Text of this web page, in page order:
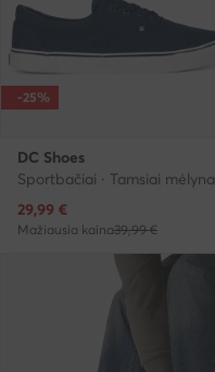
-25%
DC Shoes
Sportbačiai · Tamsiai mėlyna
Dabartinė kaina
29,99 €
Mažiausia kaina39,99 €